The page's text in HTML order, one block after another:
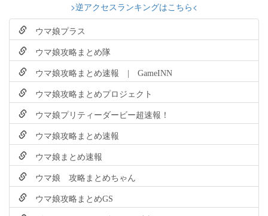
>逆アクセスランキングはこちら<
ウマ娘プラス
ウマ娘攻略まとめ隊
ウマ娘攻略まとめ速報 | GameINN
ウマ娘攻略まとめプロジェクト
ウマ娘プリティーダービー超速報！
ウマ娘攻略まとめ速報
ウマ娘まとめ速報
ウマ娘 攻略まとめちゃん
ウマ娘攻略まとめGS